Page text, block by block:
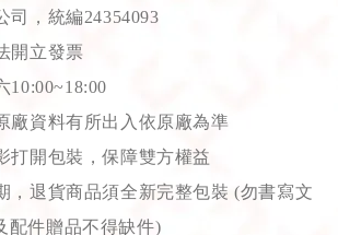
司，統編24354093
開立發票
10:00~18:00
廠資料有所出入依原廠為準
打開包裝，保障雙方權益
，退貨商品須全新完整包裝 (勿書寫文
配件贈品不得缺件)